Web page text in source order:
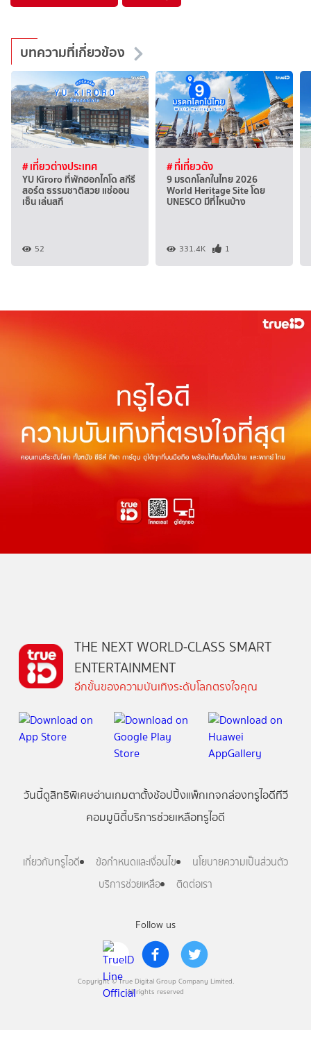
บทความที่เกี่ยวข้อง
# เที่ยวต่างประเทศ
YU Kiroro ที่พักฮอกไกโด สกีรี
สอร์ต ธรรมชาติสวย แช่ออน
เซ็น เล่นสกี
52
# ที่เที่ยวดัง
9 มรดกโลกในไทย 2026
World Heritage Site โดย
UNESCO มีที่ไหนบ้าง
331.4K 1
Follow us
Copyright © True Digital Group Company Limited.
All rights reserved
THE NEXT WORLD-CLASS SMART
ENTERTAINMENT
อีกขั้นของความบันเทิงระดับโลกตรงใจคุณ
วันนี้ดูสิทธิพิเศษอ่านเกมตาตั้งช้อปปิ้งแพ็กเกจกล่องทรูไอดีทีวี
คอมมูนิตี้บริการช่วยเหลือทรูไอดี
เกี่ยวกับทรูไอดี ข้อกำหนดและเงื่อนไข
นโยบายความเป็นส่วนตัว
บริการช่วยเหลือ
ติดต่อเรา